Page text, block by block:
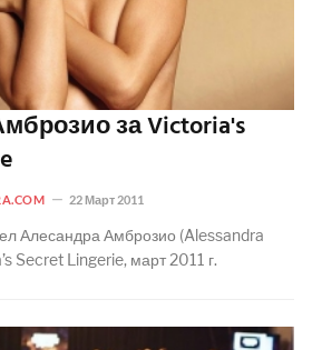
за Victoria's
22 Март 2011
Алесандра Амброзио (Alessandra
Secret Lingerie, март 2011 г.